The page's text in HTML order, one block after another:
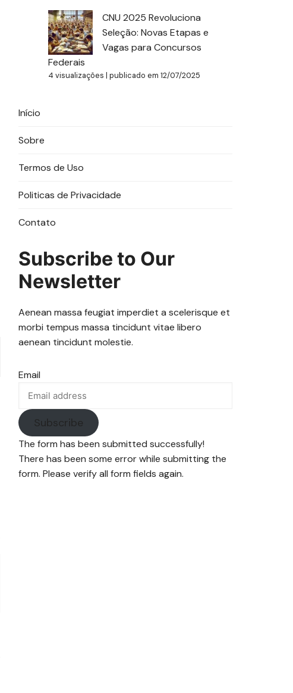
CNU 2025 Revoluciona
Seleção: Novas Etapas e
Vagas para Concursos
Federais
4 visualizações | publicado em 12/07/2025
Início
Sobre
Termos de Uso
Politicas de Privacidade
Contato
Subscribe to Our
Newsletter
Aenean massa feugiat imperdiet a scelerisque et
morbi tempus massa tincidunt vitae libero
aenean tincidunt molestie.
Email
Subscribe
The form has been submitted successfully!
There has been some error while submitting the
form. Please verify all form fields again.